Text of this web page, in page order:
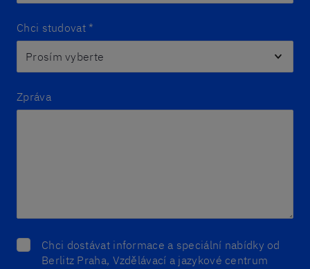
Chci studovat *
Zpráva
Chci dostávat informace a speciální nabídky od
Berlitz Praha, Vzdělávací a jazykové centrum